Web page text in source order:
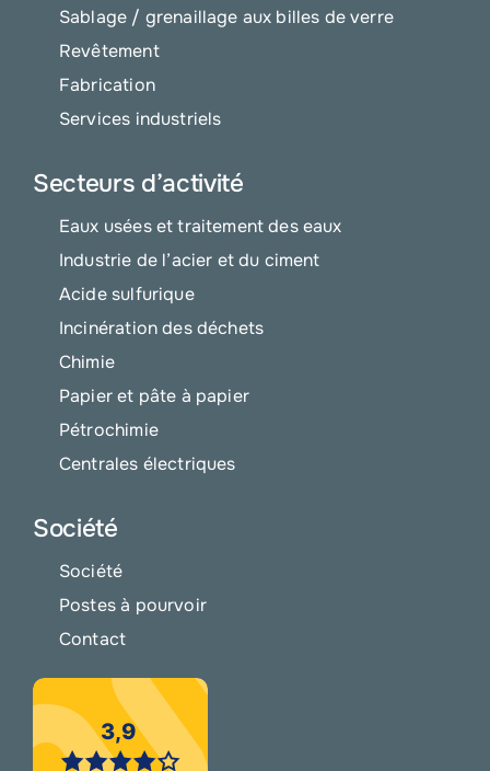
Sablage / grenaillage aux billes de verre
Revêtement
Fabrication
Services industriels
Secteurs d’activité
Eaux usées et traitement des eaux
Industrie de l’acier et du ciment
Acide sulfurique
Incinération des déchets
Chimie
Papier et pâte à papier
Pétrochimie
Centrales électriques
Société
Société
Postes à pourvoir
Contact